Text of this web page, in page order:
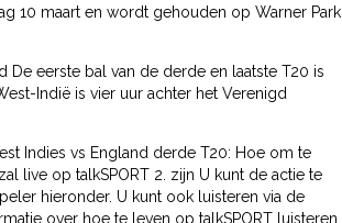
10 maart en wordt gehouden op Warner Park
De eerste bal van de derde en laatste T20 is
Indië is vier uur achter het Verenigd
Indies vs England derde T20: Hoe om te
live op talkSPORT 2. zijn U kunt de actie te
hieronder. U kunt ook luisteren via de
over hoe te leven op talkSPORT luisteren